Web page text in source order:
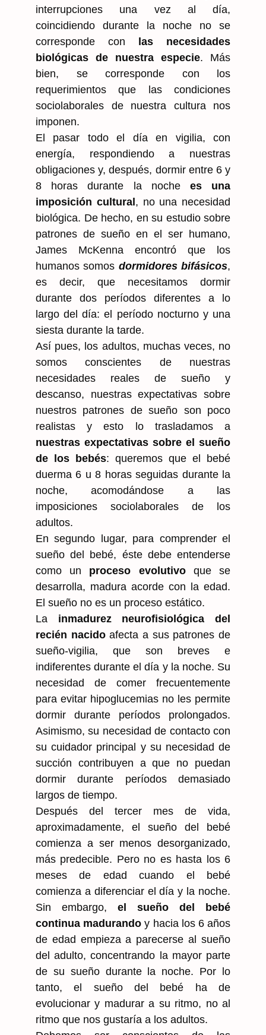
interrupciones una vez al día,
coincidiendo durante la noche no se
corresponde con las necesidades
biológicas de nuestra especie. Más
bien, se corresponde con los
requerimientos que las condiciones
sociolaborales de nuestra cultura nos
imponen.
El pasar todo el día en vigilia, con
energía, respondiendo a nuestras
obligaciones y, después, dormir entre 6 y
8 horas durante la noche es una
imposición cultural, no una necesidad
biológica. De hecho, en su estudio sobre
patrones de sueño en el ser humano,
James McKenna encontró que los
humanos somos dormidores bifásicos,
es decir, que necesitamos dormir
durante dos períodos diferentes a lo
largo del día: el período nocturno y una
siesta durante la tarde.
Así pues, los adultos, muchas veces, no
somos conscientes de nuestras
necesidades reales de sueño y
descanso, nuestras expectativas sobre
nuestros patrones de sueño son poco
realistas y esto lo trasladamos a
nuestras expectativas sobre el sueño
de los bebés: queremos que el bebé
duerma 6 u 8 horas seguidas durante la
noche, acomodándose a las
imposiciones sociolaborales de los
adultos.
En segundo lugar, para comprender el
sueño del bebé, éste debe entenderse
como un proceso evolutivoque se
desarrolla, madura acorde con la edad.
El sueño no es un proceso estático.
La inmadurez neurofisiológica del
recién nacidoafecta a sus patrones de
sueño-vigilia, que son breves e
indiferentes durante el día y la noche. Su
necesidad de comer frecuentemente
para evitar hipoglucemias no les permite
dormir durante períodos prolongados.
Asimismo, su necesidad de contacto con
su cuidador principal y su necesidad de
succión contribuyen a que no puedan
dormir durante períodos demasiado
largos de tiempo.
Después del tercer mes de vida,
aproximadamente, el sueño del bebé
comienza a ser menos desorganizado,
más predecible. Pero no es hasta los 6
meses de edad cuando el bebé
comienza a diferenciar el día y la noche.
Sin embargo, el sueño del bebé
continua madurando y hacia los 6 años
de edad empieza a parecerse al sueño
del adulto, concentrando la mayor parte
de su sueño durante la noche. Por lo
tanto, el sueño del bebé ha de
evolucionar y madurar a su ritmo, no al
ritmo que nos gustaría a los adultos.